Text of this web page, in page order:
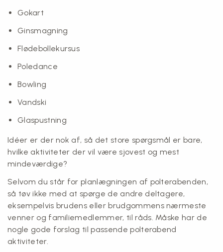
Gokart
Ginsmagning
Flødebollekursus
Poledance
Bowling
Vandski
Glaspustning
Idéer er der nok af, så det store spørgsmål er bare,
hvilke aktiviteter der vil være sjovest og mest
mindeværdige?
Selvom du står for planlægningen af polterabenden,
så tøv ikke med at spørge de andre deltagere,
eksempelvis brudens eller brudgommens nærmeste
venner og familiemedlemmer, til råds. Måske har de
nogle gode forslag til passende polterabend
aktiviteter.